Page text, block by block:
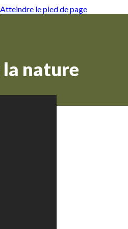
Atteindre le pied de page
la nature